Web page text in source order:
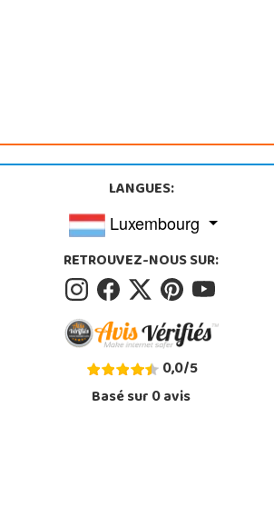
LANGUES:
Luxembourg
RETROUVEZ-NOUS SUR:
0,0/5
Basé sur0avis